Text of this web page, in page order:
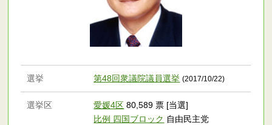
選挙 第48回衆議院議員選挙 (2017/10/22)
選挙区 愛媛4区 80,589 票 [当選]
比例 四国ブロック 自由民主党